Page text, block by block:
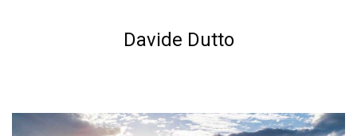
Davide Dutto